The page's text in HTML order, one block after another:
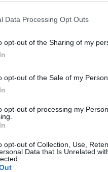
Data Processing Opt Outs
opt-out of the Sharing of my
opt-out of the Sale of my
opt-out of processing my
opt-out of Collection, Use,
Data that Is Unrelated